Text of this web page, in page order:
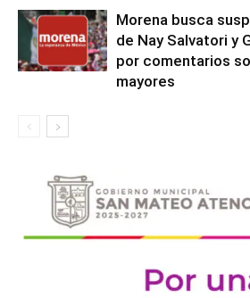
Morena busca
de Nay Salvatori y
por comentarios
mayores